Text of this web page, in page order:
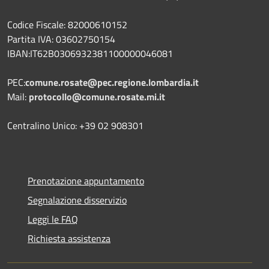
Codice Fiscale: 82000610152
Partita IVA: 03602750154
IBAN:IT62B0306932381100000046081
PEC:comune.rosate@pec.regione.lombardia.it
Mail: protocollo@comune.rosate.mi.it
Centralino Unico: +39 02 908301
Prenotazione appuntamento
Segnalazione disservizio
Leggi le FAQ
Richiesta assistenza